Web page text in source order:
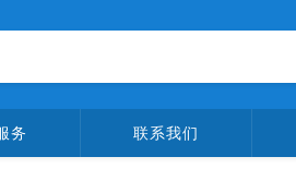
务 联系我们